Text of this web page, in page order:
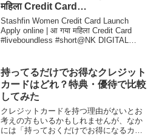
महिला Credit Card
#liveboundless #short
Stashfin Women Credit Card Launch
Apply online | आ गया महिला Credit Card
#liveboundless #short@NK DIGITAL
持ってるだけでお得なクレジット
カードはどれ？特典・優待で比較
してみた
クレジットカードを持つ理由がないとお
考えの方もいるかもしれませんが、なか
には「持っておくだけでお得になるカー